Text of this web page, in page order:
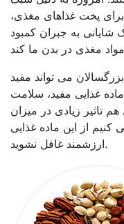
پخت غذاهای مغذی،
به جبران کمبود
می تواند مفید
40 گرم از این ماده غذایی مفید، سلامت
تاثیر زیادی در میزان
از این ماده غذایی
ارزشمند غافل نشوید.